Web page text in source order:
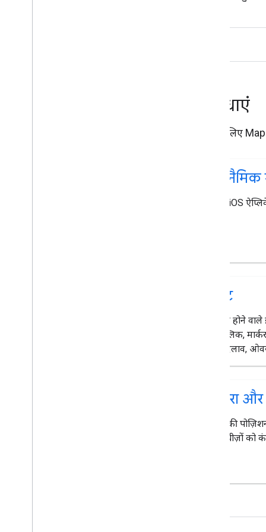
सुविधाएं
iOS के लिए
किसी iOS
इवेंट
मैप पर होने
मैप क्लिक,
गए बदलाव,
कैमरा
कैमरे की
जैसी चीज़ों को